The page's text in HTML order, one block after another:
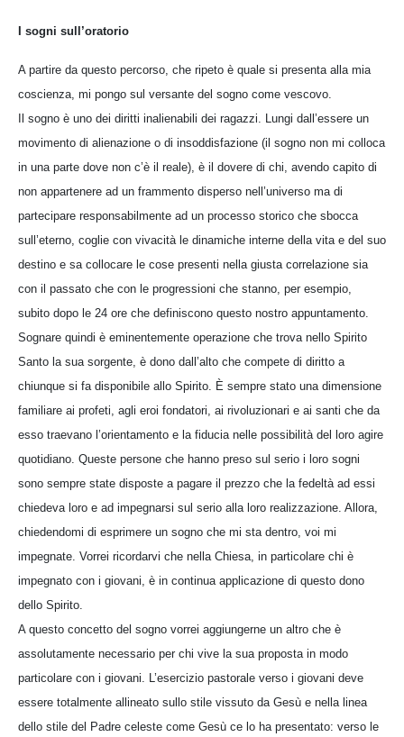
I sogni sull’oratorio
A partire da questo percorso, che ripeto è quale si presenta alla mia
coscienza, mi pongo sul versante del sogno come vescovo.
Il sogno è uno dei diritti inalienabili dei ragazzi. Lungi dall’essere un
movimento di alienazione o di insoddisfazione (il sogno non mi colloca
in una parte dove non c’è il reale), è il dovere di chi, avendo capito di
non appartenere ad un frammento disperso nell’universo ma di
partecipare responsabilmente ad un processo storico che sbocca
sull’eterno, coglie con vivacità le dinamiche interne della vita e del suo
destino e sa collocare le cose presenti nella giusta correlazione sia
con il passato che con le progressioni che stanno, per esempio,
subito dopo le 24 ore che definiscono questo nostro appuntamento.
Sognare quindi è eminentemente operazione che trova nello Spirito
Santo la sua sorgente, è dono dall’alto che compete di diritto a
chiunque si fa disponibile allo Spirito. È sempre stato una dimensione
familiare ai profeti, agli eroi fondatori, ai rivoluzionari e ai santi che da
esso traevano l’orientamento e la fiducia nelle possibilità del loro agire
quotidiano. Queste persone che hanno preso sul serio i loro sogni
sono sempre state disposte a pagare il prezzo che la fedeltà ad essi
chiedeva loro e ad impegnarsi sul serio alla loro realizzazione. Allora,
chiedendomi di esprimere un sogno che mi sta dentro, voi mi
impegnate. Vorrei ricordarvi che nella Chiesa, in particolare chi è
impegnato con i giovani, è in continua applicazione di questo dono
dello Spirito.
A questo concetto del sogno vorrei aggiungerne un altro che è
assolutamente necessario per chi vive la sua proposta in modo
particolare con i giovani. L’esercizio pastorale verso i giovani deve
essere totalmente allineato sullo stile vissuto da Gesù e nella linea
dello stile del Padre celeste come Gesù ce lo ha presentato: verso le